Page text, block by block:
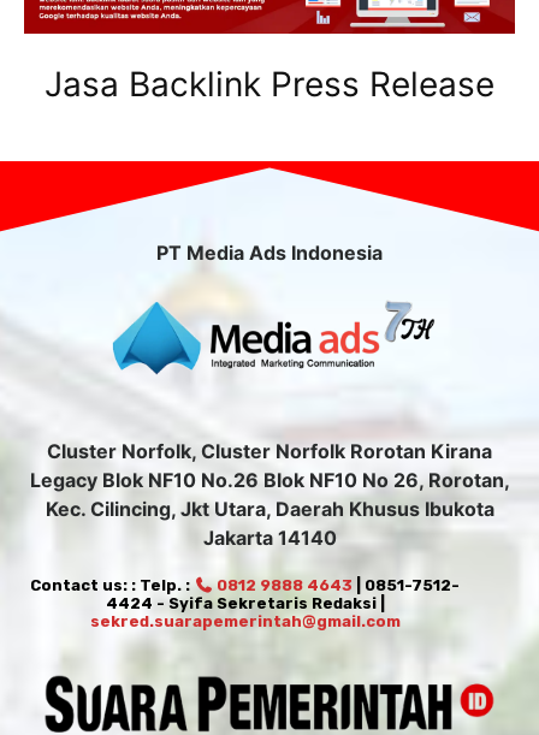
Jasa Backlink Press Release
PT Media Ads Indonesia
Cluster Norfolk, Cluster Norfolk Rorotan Kirana
Legacy Blok NF10 No.26 Blok NF10 No 26, Rorotan,
Kec. Cilincing, Jkt Utara, Daerah Khusus Ibukota
Jakarta 14140
Contact us: : Telp. : 0812 9888 4643 | 0851-7512-
4424 - Syifa Sekretaris Redaksi |
sekred.suarapemerintah@gmail.com